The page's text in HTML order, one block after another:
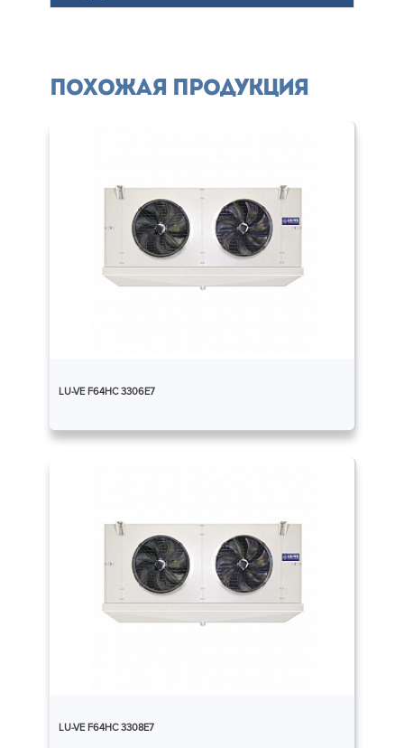
Похожая продукция
LU-VE F64HC 3306E7
LU-VE F64HC 3308E7